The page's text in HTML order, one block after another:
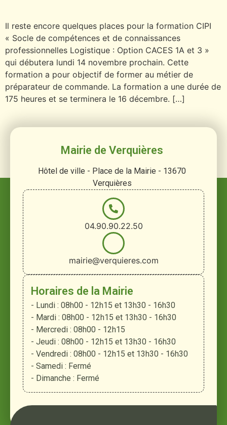
Il reste encore quelques places pour la formation CIPI
« Socle de compétences et de connaissances
professionnelles Logistique : Option CACES 1A et 3 »
qui débutera lundi 14 novembre prochain. Cette
formation a pour objectif de former au métier de
préparateur de commande. La formation a une durée de
175 heures et se terminera le 16 décembre. […]
Mairie de Verquières
Hôtel de ville - Place de la Mairie - 13670
Verquières
04.90.90.22.50
mairie@verquieres.com
Horaires de la Mairie
- Lundi : 08h00 - 12h15 et 13h30 - 16h30
- Mardi : 08h00 - 12h15 et 13h30 - 16h30
- Mercredi : 08h00 - 12h15
- Jeudi : 08h00 - 12h15 et 13h30 - 16h30
- Vendredi : 08h00 - 12h15 et 13h30 - 16h30
- Samedi : Fermé
- Dimanche : Fermé